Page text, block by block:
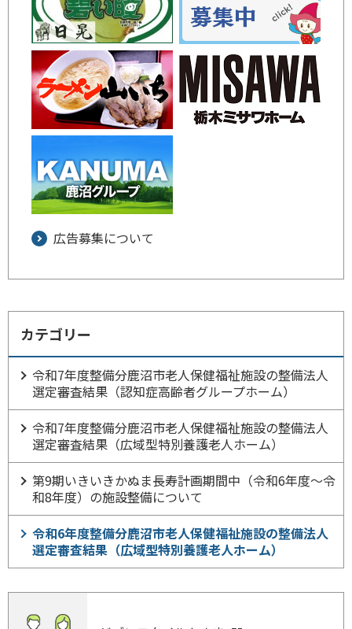
広告募集について
カテゴリー
令和7年度整備分鹿沼市老人保健福祉施設の整備法人
選定審査結果（認知症高齢者グループホーム）
令和7年度整備分鹿沼市老人保健福祉施設の整備法人
選定審査結果（広域型特別養護老人ホーム）
第9期いきいきかぬま長寿計画期間中（令和6年度～令
和8年度）の施設整備について
令和6年度整備分鹿沼市老人保健福祉施設の整備法人
選定審査結果（広域型特別養護老人ホーム）